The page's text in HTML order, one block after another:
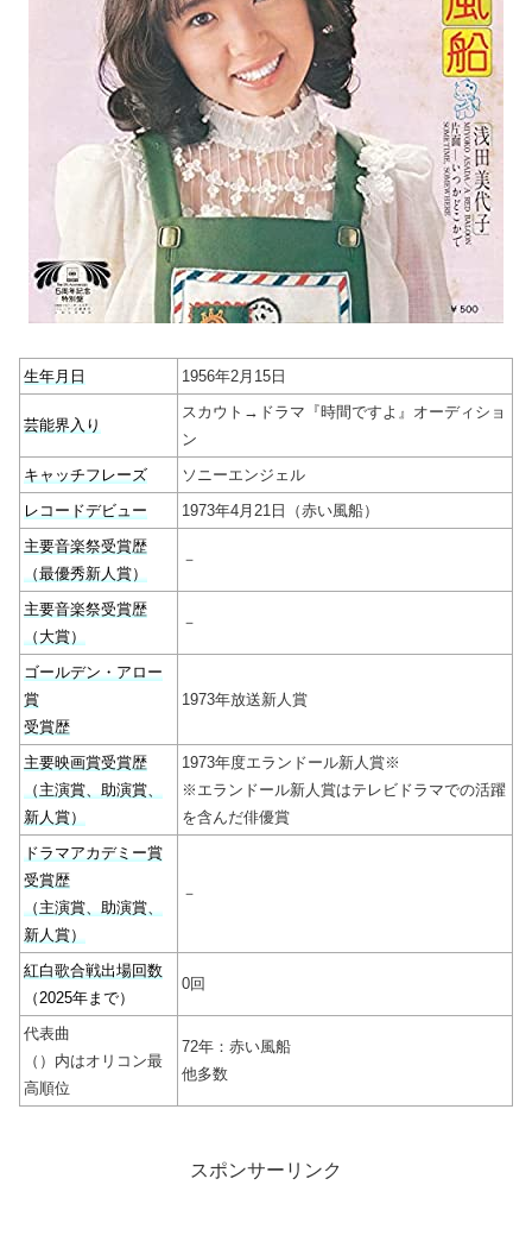
生年月日 1956年2月15日
芸能界入り
スカウト→ドラマ『時間ですよ』オーディショ
ン
キャッチフレーズ
ソニーエンジェル
レコードデビュー
1973年4月21日（赤い風船）
主要音楽祭受賞歴
（最優秀新人賞）
－
主要音楽祭受賞歴
（大賞）
－
ゴールデン・アロー
賞
受賞歴
1973年放送新人賞
主要映画賞受賞歴
（主演賞、助演賞、
新人賞）
1973年度エランドール新人賞※
※エランドール新人賞はテレビドラマでの活躍
を含んだ俳優賞
ドラマアカデミー賞
受賞歴
（主演賞、助演賞、
新人賞）
－
紅白歌合戦出場回数
（2025年まで）
0回
代表曲
（）内はオリコン最
高順位
72年：赤い風船
他多数
スポンサーリンク